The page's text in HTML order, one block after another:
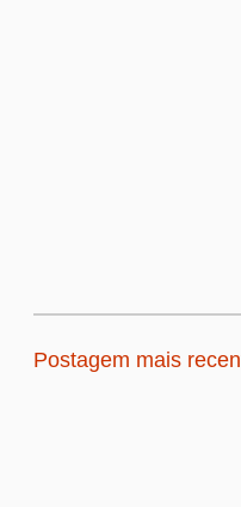
Postagem mais